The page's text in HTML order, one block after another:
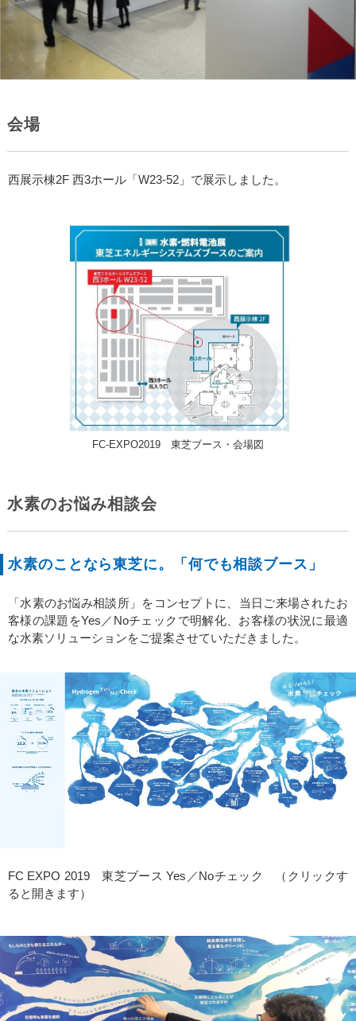
会場
西展示棟2F 西3ホール「W23-52」で展示しました。
FC-EXPO2019 東芝ブース・会場図
水素のお悩み相談会
水素のことなら東芝に。「何でも相談ブース」
「水素のお悩み相談所」をコンセプトに、当日ご来場されたお
客様の課題をYes／Noチェックで明解化、お客様の状況に最適
な水素ソリューションをご提案させていただきました。
FC EXPO 2019 東芝ブース Yes／Noチェック （クリックす
ると開きます）